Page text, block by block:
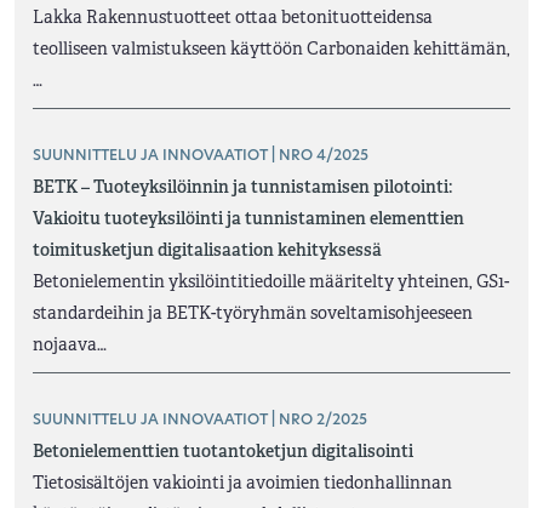
Lakka Rakennustuotteet ottaa betonituotteidensa
teolliseen valmistukseen käyttöön Carbonaiden kehittämän,
…
SUUNNITTELU JA INNOVAATIOT | NRO 4/2025
BETK – Tuoteyksilöinnin ja tunnistamisen pilotointi:
Vakioitu tuoteyksilöinti ja tunnistaminen elementtien
toimitusketjun digitalisaation kehityksessä
Betonielementin yksilöintitiedoille määritelty yhteinen, GS1-
standardeihin ja BETK-työryhmän soveltamisohjeeseen
nojaava…
SUUNNITTELU JA INNOVAATIOT | NRO 2/2025
Betonielementtien tuotantoketjun digitalisointi
Tietosisältöjen vakiointi ja avoimien tiedonhallinnan